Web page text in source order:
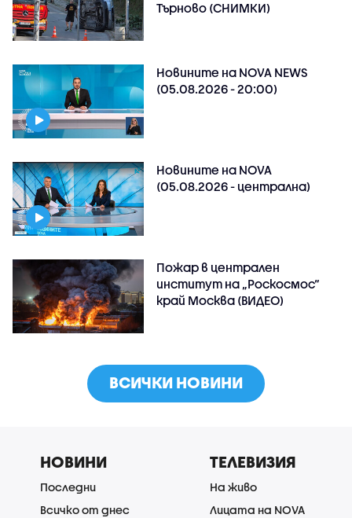
Търново (СНИМКИ)
Новините на NOVA NEWS
(05.08.2026 - 20:00)
Новините на NOVA
(05.08.2026 - централна)
Пожар в централен
институт на „Роскосмос“
край Москва (ВИДЕО)
ВСИЧКИ НОВИНИ
НОВИНИ
Последни
Всичко от днес
ТЕЛЕВИЗИЯ
На живо
Лицата на NOVA